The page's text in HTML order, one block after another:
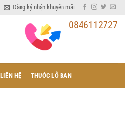
Đăng ký nhận khuyến mãi
0846112727
LIÊN HỆ THƯỚC LỖ BAN